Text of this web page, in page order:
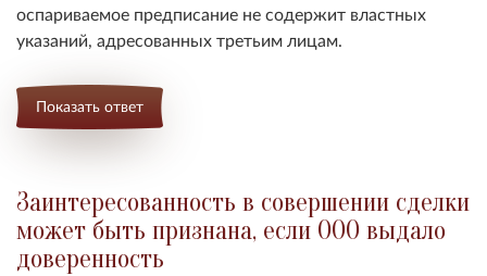
оспариваемое предписание не содержит властных
указаний, адресованных третьим лицам.
Показать ответ
Заинтересованность в совершении сделки
может быть признана, если ООО выдало
доверенность